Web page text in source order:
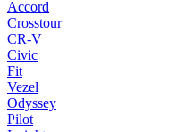
Accord
Crosstour
CR-V
Civic
Fit
Vezel
Odyssey
Pilot